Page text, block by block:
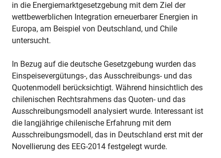
in die Energiemarktgesetzgebung mit dem Ziel der
wettbewerblichen Integration erneuerbarer Energien in
Europa, am Beispiel von Deutschland, und Chile
untersucht.
In Bezug auf die deutsche Gesetzgebung wurden das
Einspeisevergütungs-, das Ausschreibungs- und das
Quotenmodell berücksichtigt. Während hinsichtlich des
chilenischen Rechtsrahmens das Quoten- und das
Ausschreibungsmodell analysiert wurde. Interessant ist
die langjährige chilenische Erfahrung mit dem
Ausschreibungsmodell, das in Deutschland erst mit der
Novellierung des EEG-2014 festgelegt wurde.